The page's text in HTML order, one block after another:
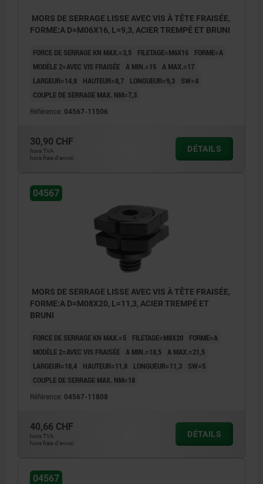
MORS DE SERRAGE LISSE AVEC VIS À TÊTE FRAISÉE,
FORME:A D=M06X16, L=9,3, ACIER TREMPÉ ET BRUNI
FORCE DE SERRAGE KN MAX.=3,5 FILETAGE=M6X16
FORME=A
MODÈLE 2=AVEC VIS FRAISÉE A MIN.=15 A MAX.=17
LARGEUR=14,8
HAUTEUR=8,7 LONGUEUR=9,3
SW=4
COUPLE DE SERRAGE MAX. NM=7,3
Référence: 04567-11506
30,90 CHF
hors TVA
hors frais d’envoi
DÉTAILS
04567
MORS DE SERRAGE LISSE AVEC VIS À TÊTE FRAISÉE,
FORME:A D=M08X20, L=11,3, ACIER TREMPÉ ET
BRUNI
FORCE DE SERRAGE KN MAX.=5 FILETAGE=M8X20
FORME=A
MODÈLE 2=AVEC VIS FRAISÉE A MIN.=18,5 A MAX.=21,5
LARGEUR=18,4
HAUTEUR=11,8 LONGUEUR=11,3
SW=5
COUPLE DE SERRAGE MAX. NM=18
Référence: 04567-11808
40,66 CHF
hors TVA
hors frais d’envoi
DÉTAILS
04567